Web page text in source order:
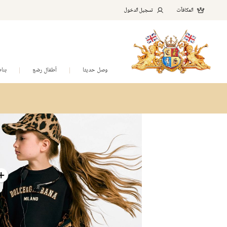
المكافآت تسجيل الدخول
وصل حديثا أطفال رضع